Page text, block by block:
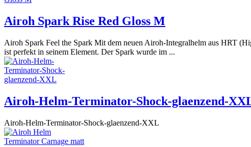
Airoh Spark Rise Red Gloss M
Airoh Spark Feel the Spark Mit dem neuen Airoh-Integralhelm aus HRT
ist perfekt in seinem Element. Der Spark wurde im ...
Airoh-Helm-Terminator-Shock-glaenzend-
Airoh-Helm-Terminator-Shock-glaenzend-XXL